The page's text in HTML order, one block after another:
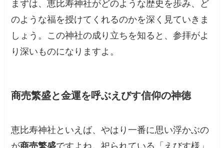
まずは、恵比寿神社がどのような歴史を歩み、ど
のような福を授けてくれるのかを深く見ていきま
しょう。この神社の成り立ちを知ると、参拝がよ
り深いものになりますよ。
商売繁盛と金運を呼ぶえびす信仰の神徳
恵比寿神社といえば、やはり一番に思い浮かぶの